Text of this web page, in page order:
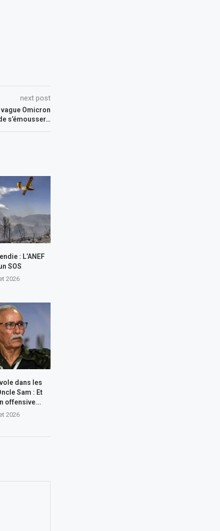
next post
Omicron
s’émousser…
: L’ANEF
SOS
2026
dans les
Sam : Et
offensive...
2026